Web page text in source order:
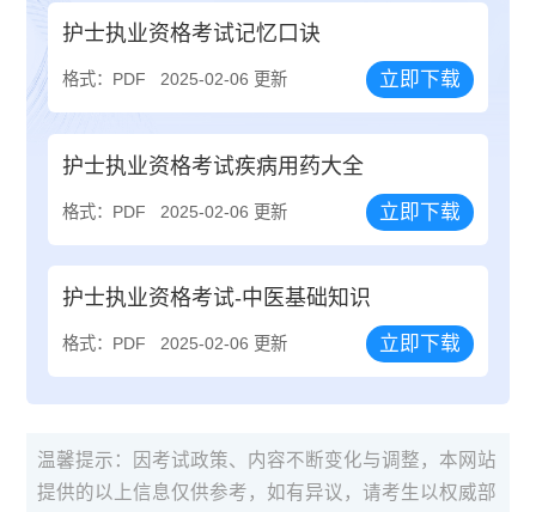
护士执业资格考试记忆口诀
格式：PDF 2025-02-06 更新 立即下载
护士执业资格考试疾病用药大全
格式：PDF 2025-02-06 更新 立即下载
护士执业资格考试-中医基础知识
格式：PDF 2025-02-06 更新 立即下载
温馨提示：因考试政策、内容不断变化与调整，本网站
提供的以上信息仅供参考，如有异议，请考生以权威部